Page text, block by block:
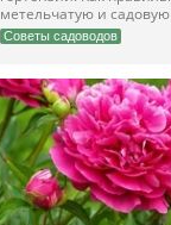
метельчатую и
Советы садоводов